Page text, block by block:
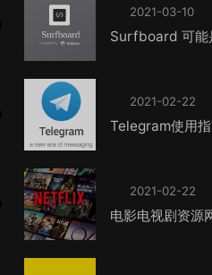
2021-03-10
Surfboard 可能
2021-02-22
Telegram使用
2021-02-22
电影电视剧资源